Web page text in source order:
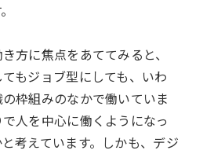
方に焦点をあててみると、
もジョブ型にしても、いわ
枠組みのなかで働いていま
人を中心に働くようになっ
考えています。しかも、デジ